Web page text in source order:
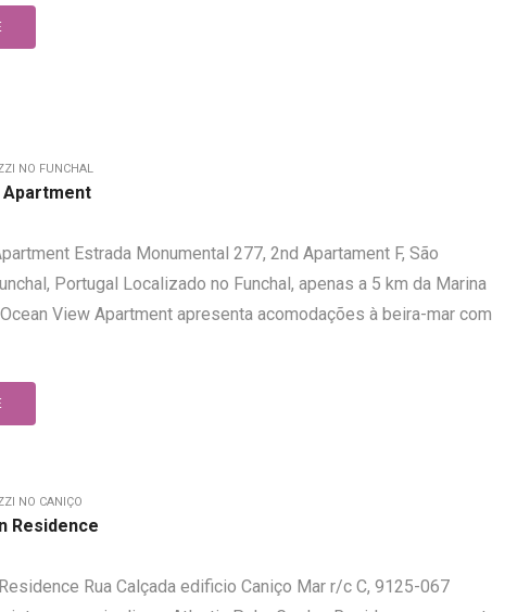
NO FUNCHAL
Apartment
Estrada Monumental 277, 2nd Apartament F, São
Portugal Localizado no Funchal, apenas a 5 km da Marina
View Apartment apresenta acomodações à beira-mar com
NO CANIÇO
Residence
Rua Calçada edificio Caniço Mar r/c C, 9125-067